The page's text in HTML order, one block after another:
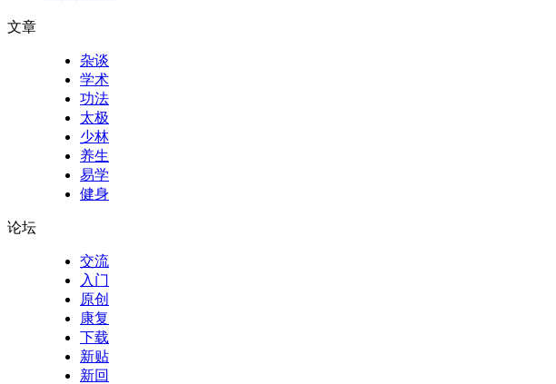
文章
杂谈
学术
功法
太极
少林
养生
易学
健身
论坛
交流
入门
原创
康复
下载
新贴
新回